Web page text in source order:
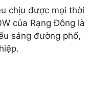
chịu được mọi thời
của Rạng Đông là
sáng đường phố,